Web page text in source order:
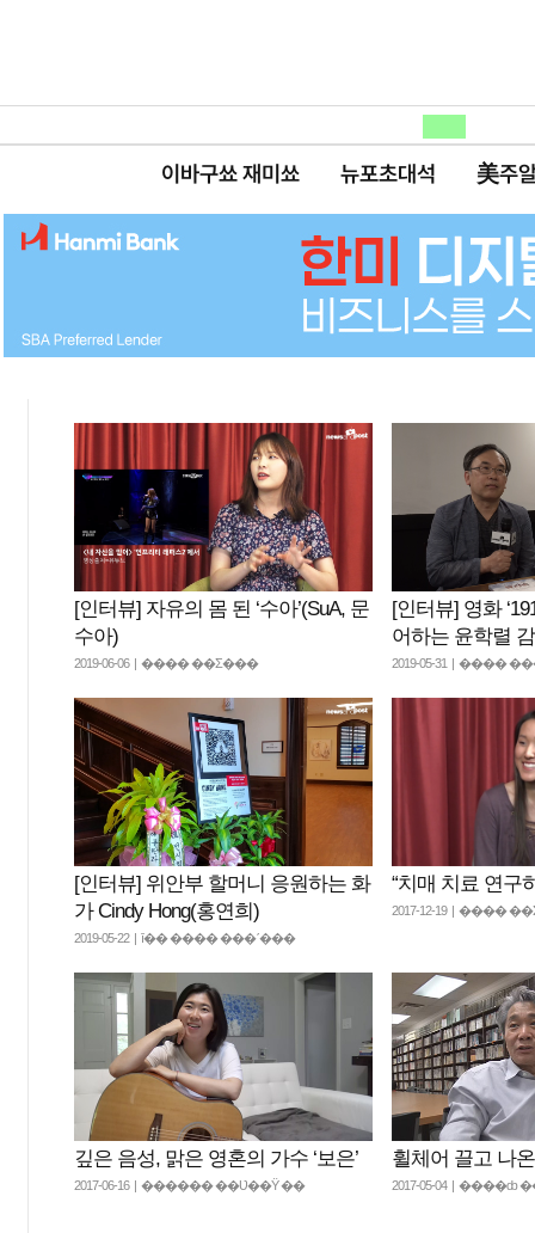
이바구쑈 재미쑈 뉴포초대석 美주
[인터뷰] 자유의 몸 된 ‘수아’(SuA, 문
수아)
2019-06-06 | ���� ��Ʃ���
[인터뷰] 영화
어하는 윤학렬
2019-05-31 | ����
[인터뷰] 위안부 할머니 응원하는 화
가 Cindy Hong(홍연희)
2019-05-22 | ī�� ���� ���ʹ���
“치매 치료 연구
2017-12-19 | ����
깊은 음성, 맑은 영혼의 가수 ‘보은’
2017-06-16 | ������ ��Ʋ��Ÿ ��
휠체어 끌고 나
2017-05-04 |